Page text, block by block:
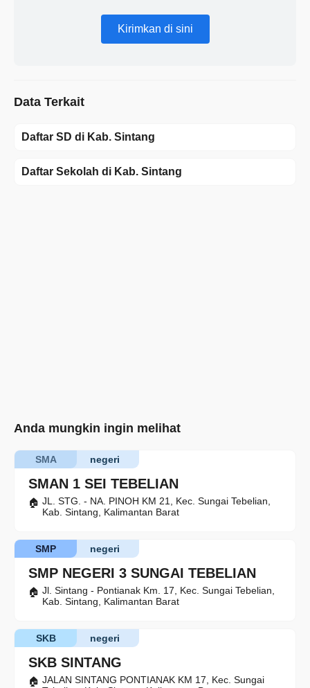
Kirimkan di sini
Data Terkait
Daftar SD di Kab. Sintang
Daftar Sekolah di Kab. Sintang
Anda mungkin ingin melihat
SMAN 1 SEI TEBELIAN
negeri
SMA
JL. STG. - NA. PINOH KM 21, Kec. Sungai Tebelian,
Kab. Sintang, Kalimantan Barat
SMP NEGERI 3 SUNGAI TEBELIAN
negeri
SMP
Jl. Sintang - Pontianak Km. 17, Kec. Sungai Tebelian,
Kab. Sintang, Kalimantan Barat
SKB SINTANG
negeri
SKB
JALAN SINTANG PONTIANAK KM 17, Kec. Sungai